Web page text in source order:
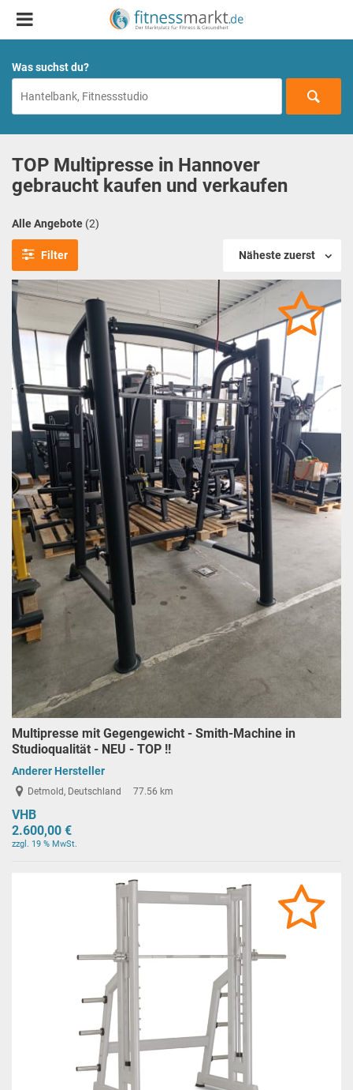
Was suchst du?
TOP Multipresse in Hannover
gebraucht kaufen und verkaufen
Alle Angebote (2)
Filter Näheste zuerst
Multipresse mit Gegengewicht - Smith-Machine in
Studioqualität - NEU - TOP !!
Anderer Hersteller
Detmold, Deutschland 77.56 km
VHB
2.600,00 €
zzgl. 19 % MwSt.